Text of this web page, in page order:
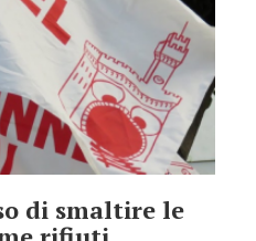
di smaltire le